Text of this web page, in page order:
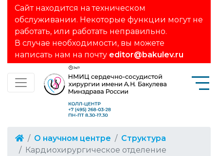
Сайт находится на техническом
обслуживании. Некоторые функции могут не
работать, или работать неправильно.
В случае необходимости, вы можете
написать нам на почту editor@bakulev.ru
О научном центре
Структура
Кардиохирургическое отделение